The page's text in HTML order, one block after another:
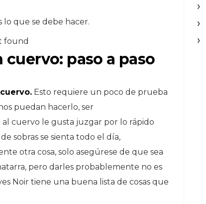
lo que se debe hacer.
found
paso a paso
Esto requiere un poco de prueba
puedan hacerlo, ser
cuervo le gusta juzgar por lo rápido
sobras se sienta todo el día,
otra cosa, solo asegúrese de que sea
pero darles probablemente no es
Noir tiene una buena lista de cosas que